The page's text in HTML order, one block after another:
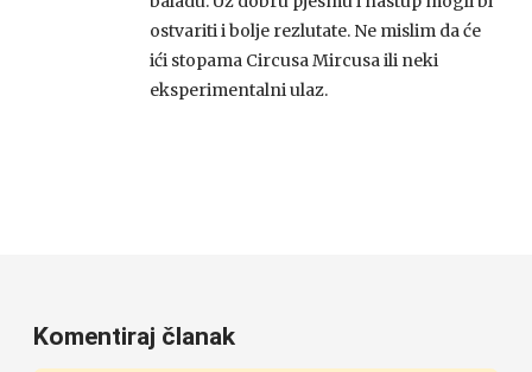
ostvariti i bolje rezlutate. Ne mislim da će
ići stopama Circusa Mircusa ili neki
eksperimentalni ulaz.
Komentiraj članak